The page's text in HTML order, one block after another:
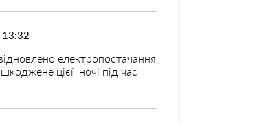
електропостачання
цієї ночі під час